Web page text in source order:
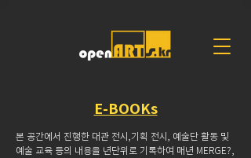
E-BOOKs
본 공간에서 진행한 대관 전시,기획 전시, 예술단 활동 및
예술 교육 등의 내용을 년단위로 기록하여 매년 MERGE?,